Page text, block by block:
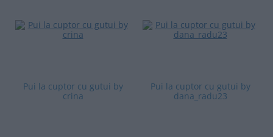
Pui la cuptor cu gutui by
crina
Pui la cuptor cu gutui by
dana_radu23